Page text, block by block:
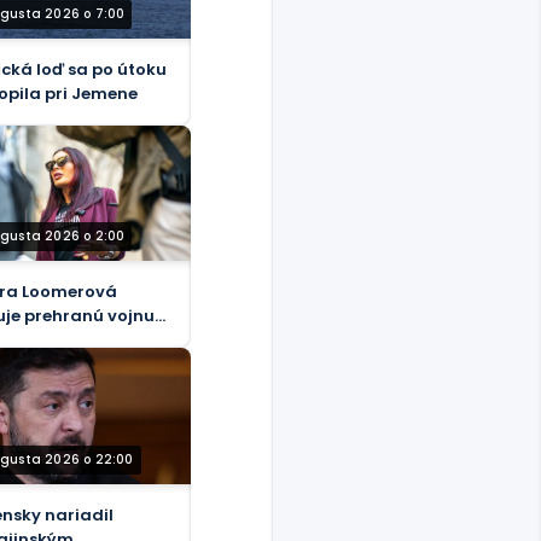
2026 o 7:00
loď sa po útoku
pri Jemene
2026 o 2:00
Loomerová
prehranú vojnu
2026 o 22:00
nariadil